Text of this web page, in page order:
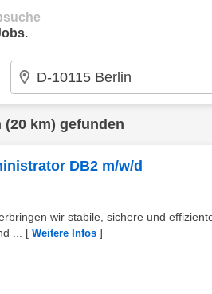
(20 km) gefunden
DB2 m/w/d
wir stabile, sichere und
...
[ Weitere Infos ]